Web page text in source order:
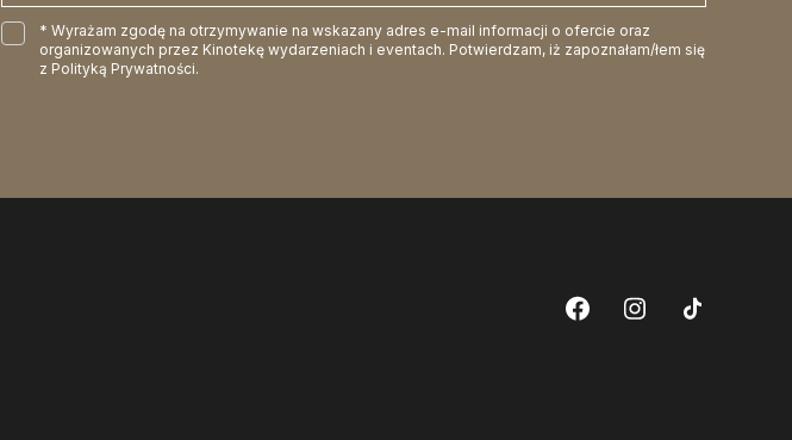
* Wyrażam zgodę na otrzymywanie na wskazany adres e-mail informacji o ofercie oraz
organizowanych przez Kinotekę wydarzeniach i eventach. Potwierdzam, iż zapoznałam/łem się
z Polityką Prywatności.